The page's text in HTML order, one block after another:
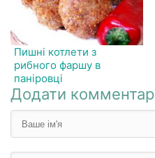
Пишні котлети з
рибного фаршу в
паніровці
Додати комментар